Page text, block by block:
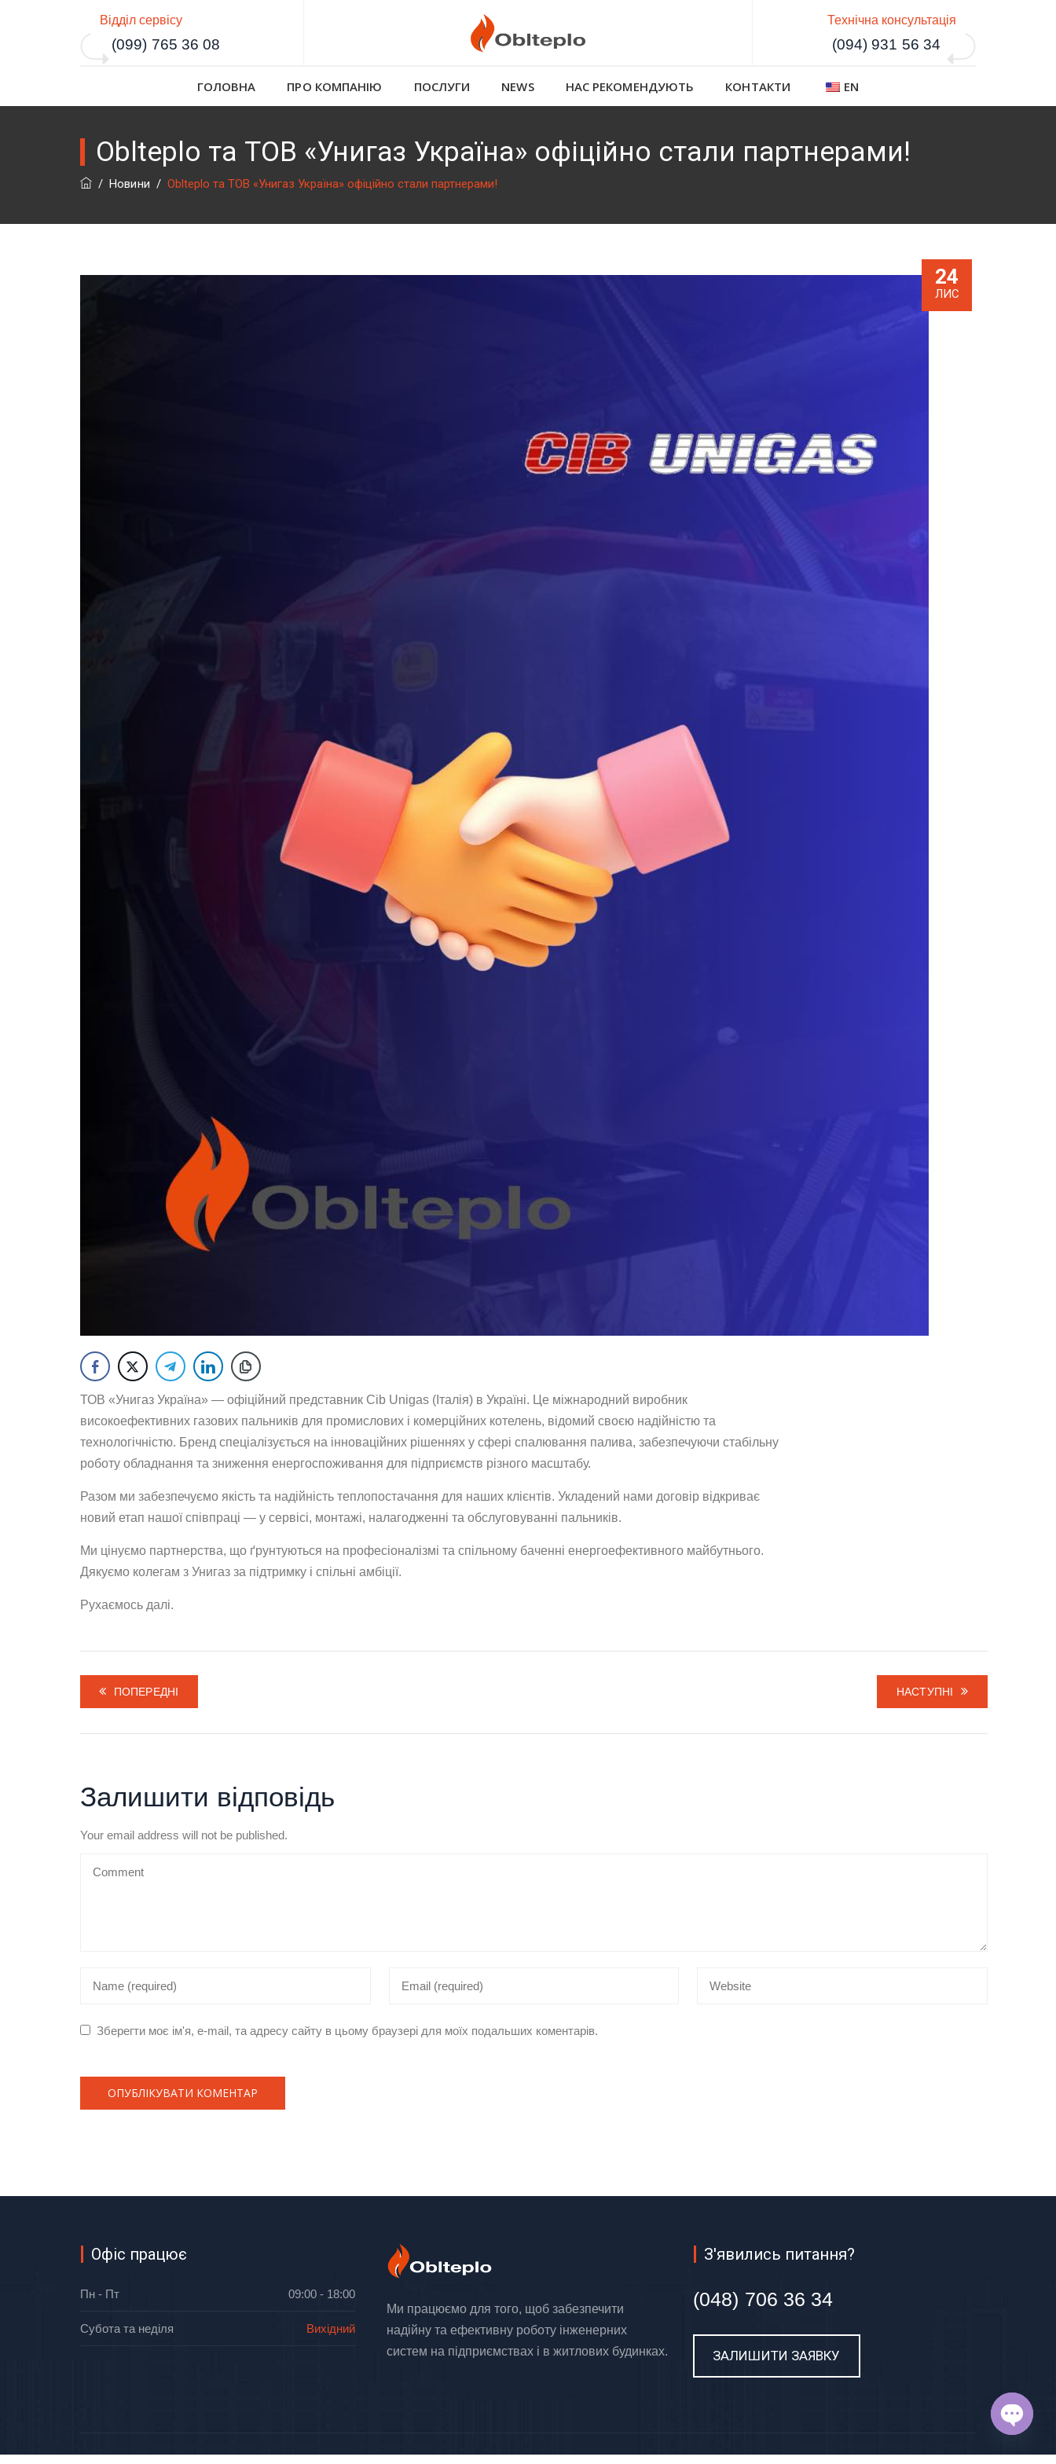
Відділ сервісу
(099) 765 36 08
Технічна консультація
(094) 931 56 34
ГОЛОВНА ПРО КОМПАНІЮ ПОСЛУГИ NEWS НАС РЕКОМЕНДУЮТЬ КОНТАКТИ EN
Oblteplo та ТОВ «Унигаз Україна» офіційно стали партнерами!
/Новини / Oblteplo та ТОВ «Унигаз Україна» офіційно стали партнерами!
24
ЛИС
ТОВ «Унигаз Україна» — офіційний представник Cib Unigas (Італія) в Україні. Це міжнародний виробник
високоефективних газових пальників для промислових і комерційних котелень, відомий своєю надійністю та
технологічністю. Бренд спеціалізується на інноваційних рішеннях у сфері спалювання палива, забезпечуючи стабільну
роботу обладнання та зниження енергоспоживання для підприємств різного масштабу.
Разом ми забезпечуємо якість та надійність теплопостачання для наших клієнтів. Укладений нами договір відкриває
новий етап нашої співпраці — у сервісі, монтажі, налагодженні та обслуговуванні пальників.
Ми цінуємо партнерства, що ґрунтуються на професіоналізмі та спільному баченні енергоефективного майбутнього.
Дякуємо колегам з Унигаз за підтримку і спільні амбіції.
Рухаємось далі.
ПОПЕРЕДНІ НАСТУПНІ
Залишити відповідь
Your email address will not be published.
Зберегти моє ім'я, e-mail, та адресу сайту в цьому браузері для моїх подальших коментарів.
Офіс працює
Пн - Пт 09:00 - 18:00
Субота та неділя Вихідний
Ми працюємо для того, щоб забезпечити
надійну та ефективну роботу інженерних
систем на підприємствах і в житлових будинках.
З'явились питання?
(048) 706 36 34
ЗАЛИШИТИ ЗАЯВКУ